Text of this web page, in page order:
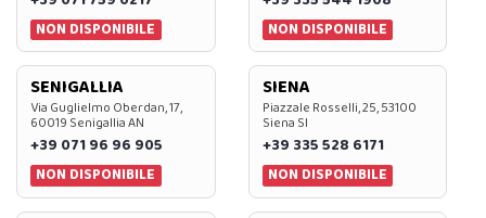
NON DISPONIBILE
NON DISPONIBILE
SENIGALLIA
Via Guglielmo Oberdan, 17,
60019 Senigallia AN
+39 071 96 96 905
NON DISPONIBILE
SIENA
Piazzale Rosselli, 25, 53100
Siena SI
+39 335 528 6171
NON DISPONIBILE